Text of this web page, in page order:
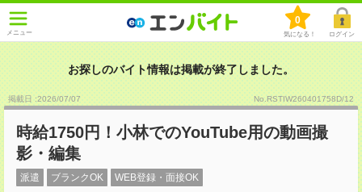
メニュー
0
気になる！ ログイン
お探しのバイト情報は掲載が終了しました。
掲載日 :2026/07/07 No.RSTIW260401758D/12
時給1750円！小林でのYouTube用の動画撮
影・編集
派遣 ブランクOK WEB登録・面接OK